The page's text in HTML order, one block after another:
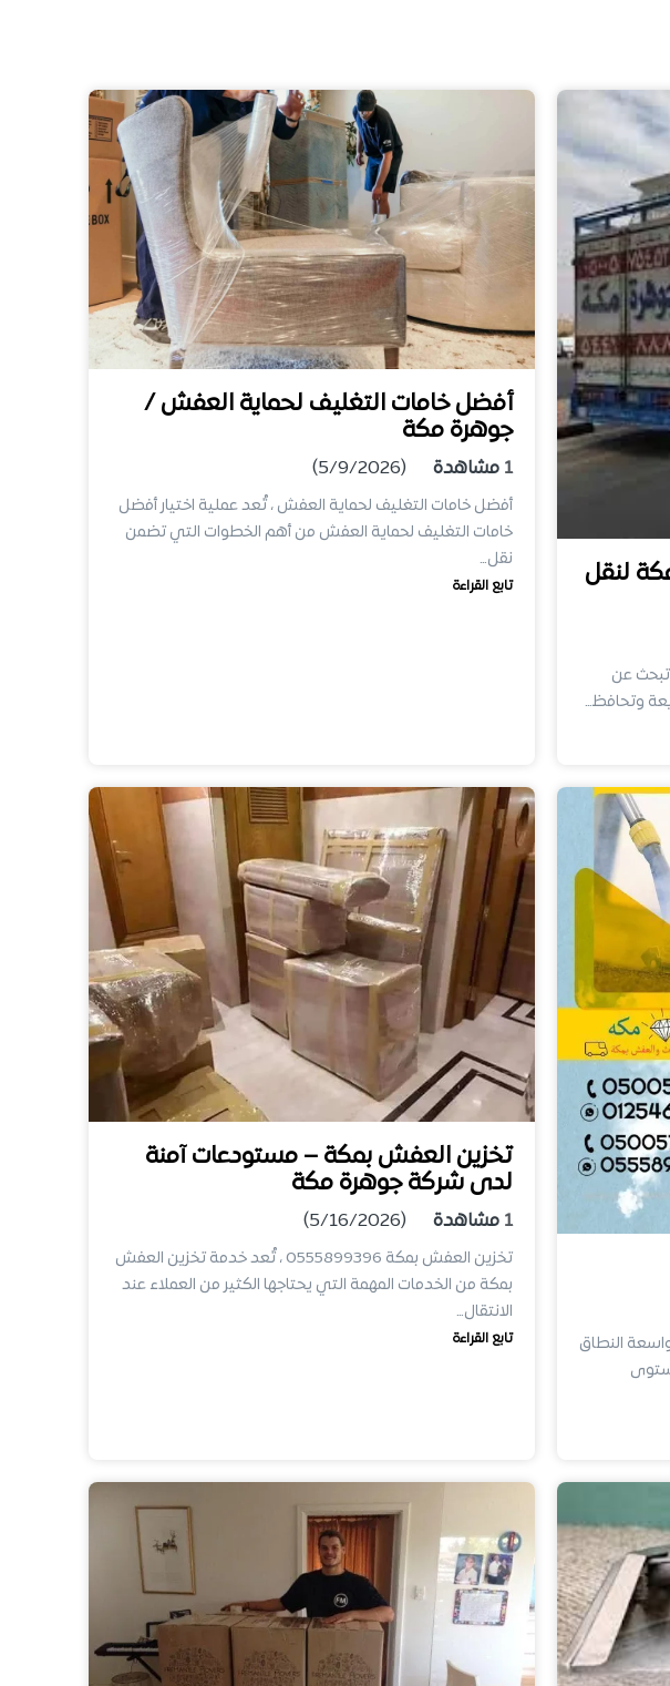
لنقل
، إذا كنت تبحث عن
وتحافظ…
أفضل خامات التغليف لحماية العفش /
جوهرة مكة
1 مشاهدة (5/9/2026)
أفضل خامات التغليف لحماية العفش ، تُعد عملية اختيار أفضل
خامات التغليف لحماية العفش من أهم الخطوات التي تضمن
نقل…
تابع القراءة
النطاق
تخزين العفش بمكة – مستودعات آمنة
لدى شركة جوهرة مكة
1 مشاهدة (5/16/2026)
تخزين العفش بمكة 0555899396 ، تُعد خدمة تخزين العفش
بمكة من الخدمات المهمة التي يحتاجها الكثير من العملاء عند
الانتقال…
تابع القراءة